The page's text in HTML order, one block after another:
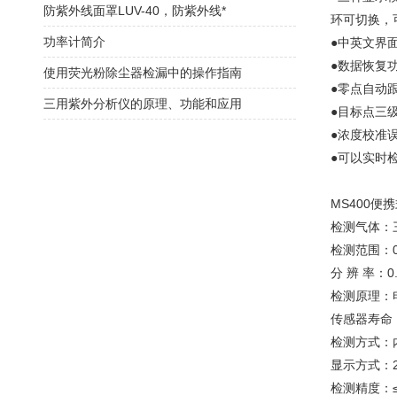
环可切换，
●中英文界
●数据恢复
●零点自动
●目标点三
●浓度校准
●可以实时
MS400便
检测气体：
检测范围：
分 辨 率：
检测原理：
传感器寿命
检测方式：
显示方式
检测精度：
防紫外线面罩LUV-40，防紫外线*
功率计简介
使用荧光粉除尘器检漏中的操作指南
三用紫外分析仪的原理、功能和应用